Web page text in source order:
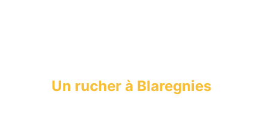
Un rucher à Blaregnies